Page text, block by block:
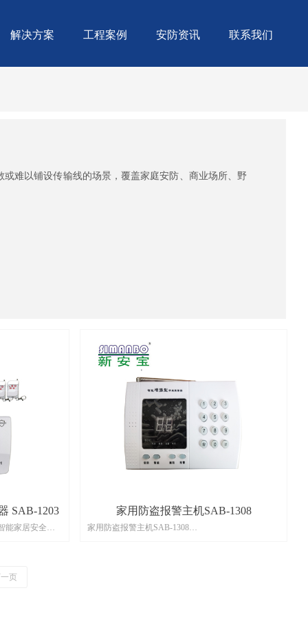
解决方案 工程案例 安防资讯 联系我们
SAB-1203
能家居安全报
家电控制、防
警情类型及事
家用防盗报警主机SAB-1308
家用防盗报警主机SAB-1308
页
难以铺设传输线的场景，覆盖家庭安防、商业场所、野